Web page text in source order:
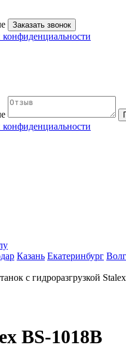
Заказать звонок
Казань Екатеринбург
с гидроразгрузкой
BS-1018B